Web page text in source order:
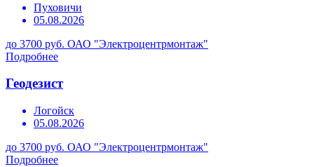
Пуховичи
05.08.2026
до 3700 руб. ОАО "Электроцентрмонтаж"
Подробнее
Геодезист
Логойск
05.08.2026
до 3700 руб. ОАО "Электроцентрмонтаж"
Подробнее